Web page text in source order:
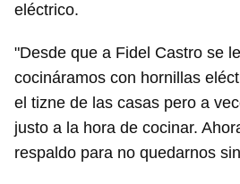
eléctrico.
"Desde que a Fidel Castro se
cocináramos con hornillas
el tizne de las casas pero a
justo a la hora de cocinar.
respaldo para no quedarnos